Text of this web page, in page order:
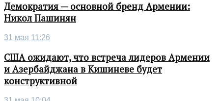
Демократия — основной бренд Армении:
Никол Пашинян
31 мая 11:26
США ожидают, что встреча лидеров Армении
и Азербайджана в Кишиневе будет
конструктивной